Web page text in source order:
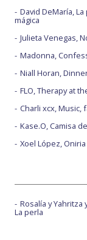
David DeMaría,
mágica
Julieta Venegas,
Madonna,
Niall Horan,
FLO, Therapy at
Charli xcx, Music,
Kase.O, Camisa
Xoel López,
Rosalía y Yahritza
La perla